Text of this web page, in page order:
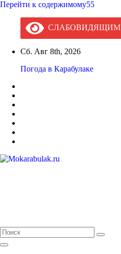
Перейти к содержимому55
СЛАБОВИДЯЩИМ
Сб. Авг 8th, 2026
Погода в Карабулаке